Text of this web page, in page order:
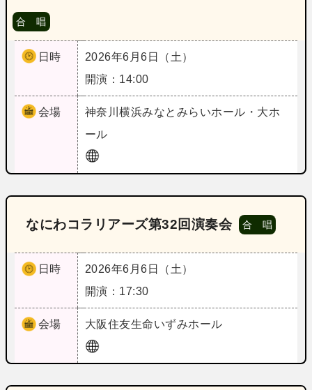
合 唱
日時
2026年6月6日（土）
開演：14:00
会場 神奈川横浜みなとみらいホール・大ホ
ール
なにわコラリアーズ第32回演奏会 合 唱
日時
2026年6月6日（土）
開演：17:30
会場 大阪住友生命いずみホール